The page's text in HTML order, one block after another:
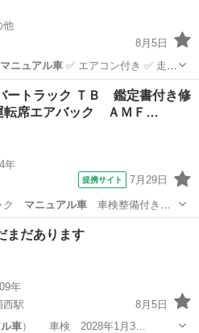
他
8月5日
マニュアル車✅ エアコン付き ✅ 走行
ンバー
ートラック ＴＢ 鑑定書付き修
席エアバック ＡＭＦ…
年
提携サイト 7月29日
ク マニュアル車車検整備付き販
まだあります
年
西駅
8月5日
車） 車検 2028年1月3…